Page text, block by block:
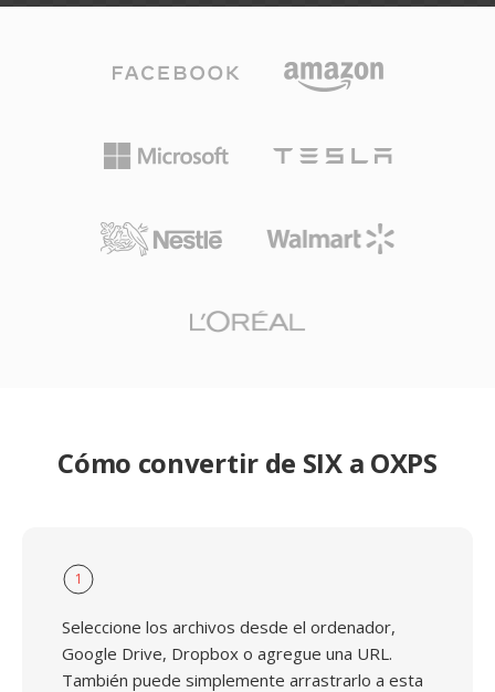
Cómo convertir de SIX a OXPS
1
Seleccione los archivos desde el ordenador,
Google Drive, Dropbox o agregue una URL.
También puede simplemente arrastrarlo a esta